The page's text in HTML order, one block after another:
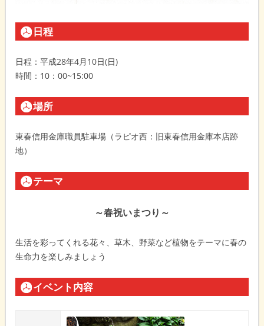
日程
日程：平成28年4月10日(日)
時間：10：00~15:00
場所
東春信用金庫職員駐車場（ラピオ西：旧東春信用金庫本店跡
地）
テーマ
～春祝いまつり～
生活を彩ってくれる花々、草木、野菜など植物をテーマに春の
生命力を楽しみましょう
イベント内容